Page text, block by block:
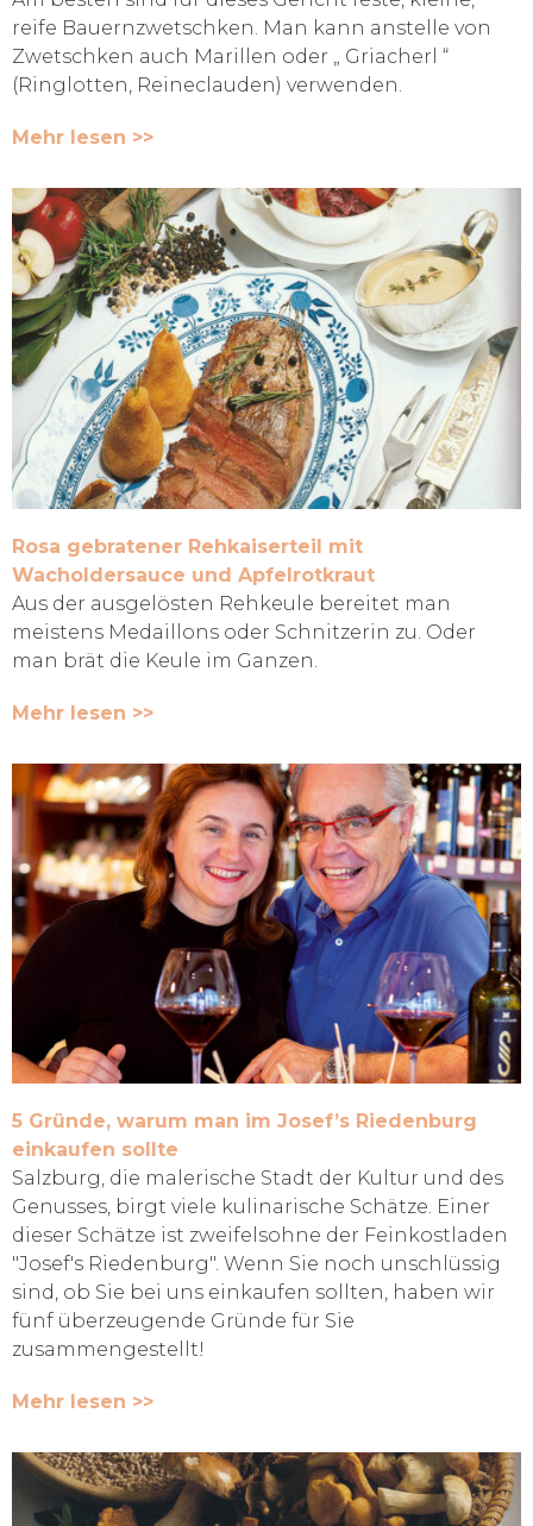
reife Bauernzwetschken. Man kann anstelle von
Zwetschken auch Marillen oder „ Griacherl “
(Ringlotten, Reineclauden) verwenden.
Mehr lesen >>
Rosa gebratener Rehkaiserteil mit
Wacholdersauce und Apfelrotkraut
Aus der ausgelösten Rehkeule bereitet man
meistens Medaillons oder Schnitzerin zu. Oder
man brät die Keule im Ganzen.
Mehr lesen >>
5 Gründe, warum man im Josef’s Riedenburg
einkaufen sollte
Salzburg, die malerische Stadt der Kultur und des
Genusses, birgt viele kulinarische Schätze. Einer
dieser Schätze ist zweifelsohne der Feinkostladen
"Josef's Riedenburg". Wenn Sie noch unschlüssig
sind, ob Sie bei uns einkaufen sollten, haben wir
fünf überzeugende Gründe für Sie
zusammengestellt!
Mehr lesen >>